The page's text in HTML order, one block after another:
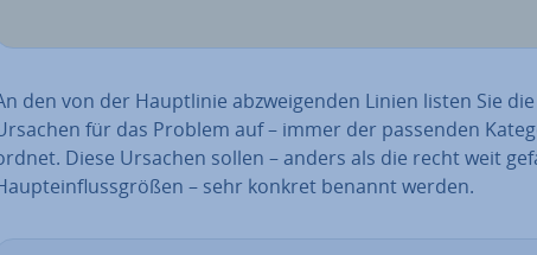
den von der Haupt­li­nie ab­zwei­gen­den Linien listen Sie
für das Problem auf – immer der passenden
Diese Ursachen sollen – anders als die recht weit
– sehr konkret benannt werden.